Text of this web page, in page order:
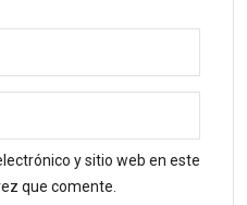
y sitio web en este
que comente.